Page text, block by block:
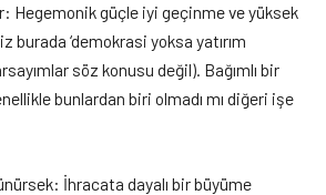
Hegemonik güçle iyi geçinme ve yüksek
burada ‘demokrasi yoksa yatırım
söz konusu değil). Bağımlı bir
bunlardan biri olmadı mı diğeri işe
İhracata dayalı bir büyüme